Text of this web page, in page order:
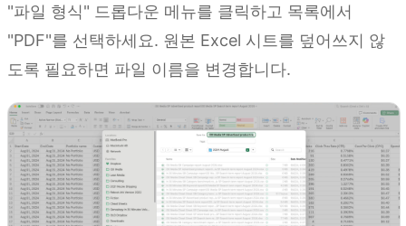
"파일 형식" 드롭다운 메뉴를 클릭하고 목록에서
"PDF"를 선택하세요. 원본 Excel 시트를 덮어쓰지 않
도록 필요하면 파일 이름을 변경합니다.